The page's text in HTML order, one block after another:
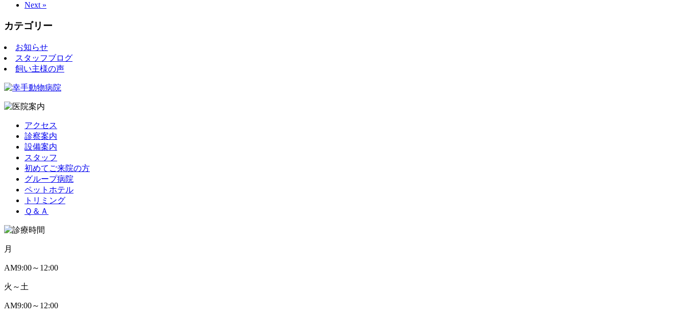
Next »
カテゴリー
お知らせ
スタッフブログ
飼い主様の声
アクセス
診察案内
設備案内
スタッフ
初めてご来院の方
グループ病院
ペットホテル
トリミング
Ｑ＆Ａ
月
AM9:00～12:00
火～土
AM9:00～12:00